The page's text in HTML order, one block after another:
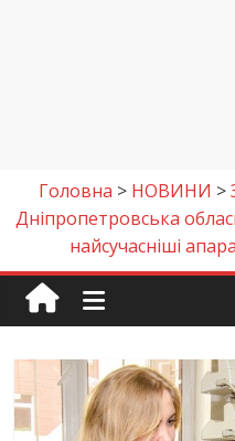
Головна > НОВИНИ >
Дніпропетровська
найсучасніші